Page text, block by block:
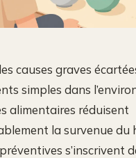
causes graves
simples dans
alimentaires réduisent
la survenue du
s’inscrivent